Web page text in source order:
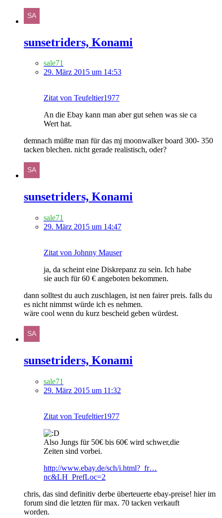
sunsetriders, Konami
sale71
29. März 2015 um 14:53
Zitat von Teufeltier1977
An die Ebay kann man aber gut sehen was sie ca
Wert hat.
demnach müßte man für das mj moonwalker board 300- 350
tacken blechen. nicht gerade realistisch, oder?
sunsetriders, Konami
sale71
29. März 2015 um 14:47
Zitat von Johnny Mauser
ja, da scheint eine Diskrepanz zu sein. Ich habe
sie auch für 60 € angeboten bekommen.
dann solltest du auch zuschlagen, ist nen fairer preis. falls du
es nicht nimmst würde ich es nehmen.
wäre cool wenn du kurz bescheid geben würdest.
sunsetriders, Konami
sale71
29. März 2015 um 11:32
Zitat von Teufeltier1977
Also Jungs für 50€ bis 60€ wird schwer,die
Zeiten sind vorbei.
http://www.ebay.de/sch/i.html?_fr…
nc&LH_PrefLoc=2
chris, das sind definitiv derbe überteuerte ebay-preise! hier im
forum sind die letzten für max. 70 tacken verkauft
worden.